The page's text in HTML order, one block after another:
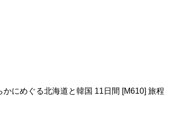
かにめぐる北海道と韓国 11日間 [M610] 旅程